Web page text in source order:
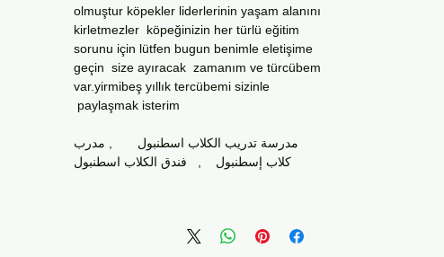
olmuştur köpekler liderlerinin yaşam alanını
kirletmezler köpeğinizin her türlü eğitim
sorunu için lütfen bugun benimle eletişime
geçin size ayıracak zamanım ve türcübem
var.yirmibeş yıllık tercübemi sizinle
paylaşmak isterim
مدرسة تدريب الكلاب اسطنبول , مدرب
كلاب إسطنبول , فندق الكلاب اسطنبول